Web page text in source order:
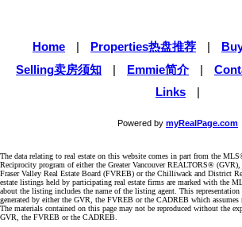
Home | Properties热盘推荐 |
Selling卖房须知
| Emmie简介 |
Links
|
Powered by myRealPage.com
The data relating to real estate on this website comes in part from the
Reciprocity program of either the Greater Vancouver REALTORS® (GVR),
Fraser Valley Real Estate Board (FVREB) or the Chilliwack and District
estate listings held by participating real estate firms are marked with the
about the listing includes the name of the listing agent. This
generated by either the GVR, the FVREB or the CADREB which assumes
The materials contained on this page may not be reproduced without the
GVR, the FVREB or the CADREB.